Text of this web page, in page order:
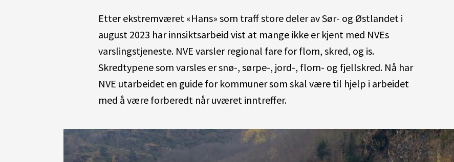
Etter ekstremværet «Hans» som traff store deler avSør- og Østlandet i
august 2023 har innsiktsarbeid vist at mange ikke er kjent med NVEs
varslingstjeneste. NVE varsler regional fare for flom, skred, og is.
Skredtypene som varsles er snø-, sørpe-, jord-, flom- og fjellskred. Nå har
NVE utarbeidet en guide for kommuner som skal være til hjelp i arbeidet
med å være forberedt når uværet inntreffer.